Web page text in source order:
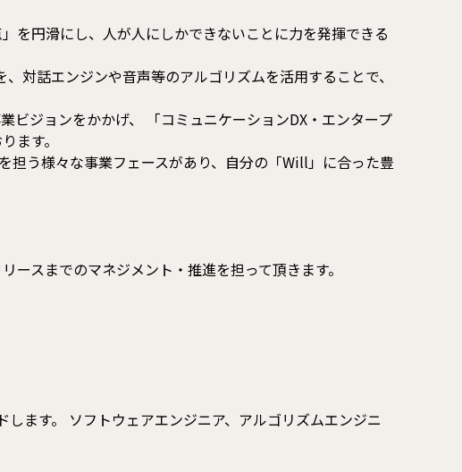
を円滑にし、人が人にしかできないことに力を発揮できる
対話エンジンや音声等のアルゴリズムを活用することで、
ジョンをかかげ、 「コミュニケーションDX・エンタープ
ます。
う様々な事業フェースがあり、自分の「Will」に合った豊
ースまでのマネジメント・推進を担って頂きます。
ます。 ソフトウェアエンジニア、アルゴリズムエンジニ